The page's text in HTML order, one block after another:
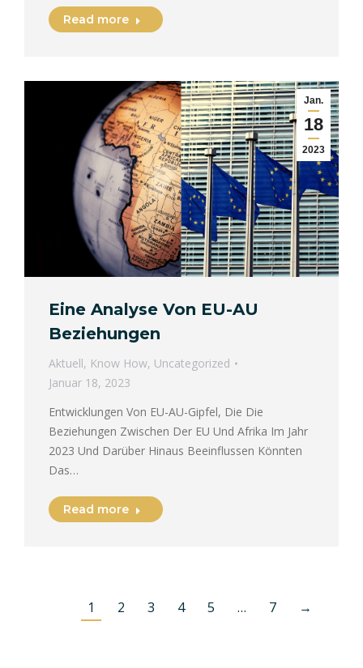
Read more
Jan.
18
2023
Eine Analyse Von EU-AU
Beziehungen
Aktuell, Know How, Uncategorized
Januar 18, 2023
Entwicklungen Von EU-AU-Gipfel, Die Die
Beziehungen Zwischen Der EU Und Afrika Im Jahr
2023 Und Darüber Hinaus Beeinflussen Könnten
Das…
Read more
1 2 3 4 5 … 7 →